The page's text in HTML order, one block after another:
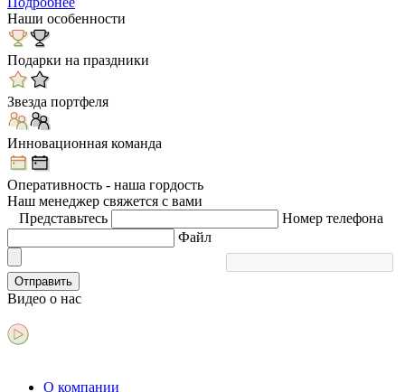
Наши особенности
Подарки на праздники
Звезда портфеля
Инновационная команда
Оперативность - наша гордость
Наш менеджер свяжется с вами
Представьтесь
Номер телефона
Файл
Отправить
Видео о нас
О компании